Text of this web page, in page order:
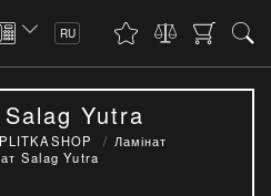
RU
Yutra
Ламінат
Salag Yutra